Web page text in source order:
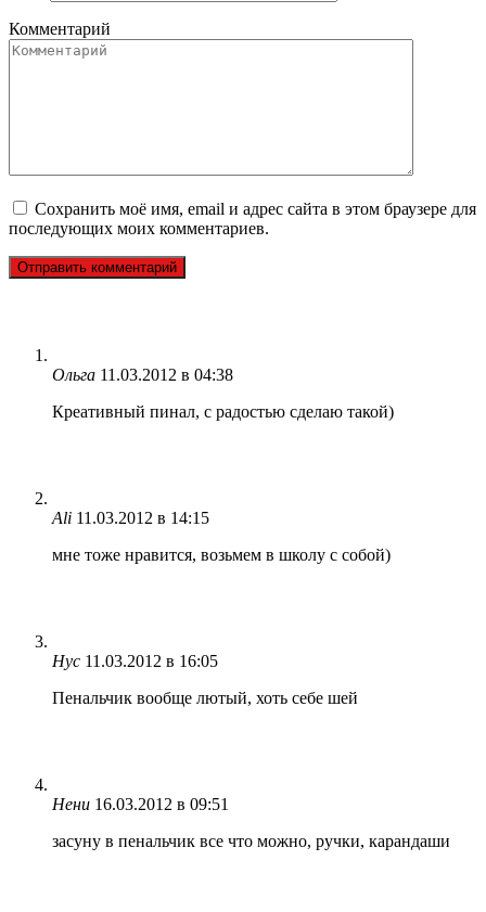
Комментарий
Сохранить моё имя, email и адрес сайта в этом браузере для
последующих моих комментариев.
Ольга 11.03.2012 в 04:38
Креативный пинал, с радостью сделаю такой)
Ali 11.03.2012 в 14:15
мне тоже нравится, возьмем в школу с собой)
Нус 11.03.2012 в 16:05
Пенальчик вообще лютый, хоть себе шей
Нени 16.03.2012 в 09:51
засуну в пенальчик все что можно, ручки, карандаши